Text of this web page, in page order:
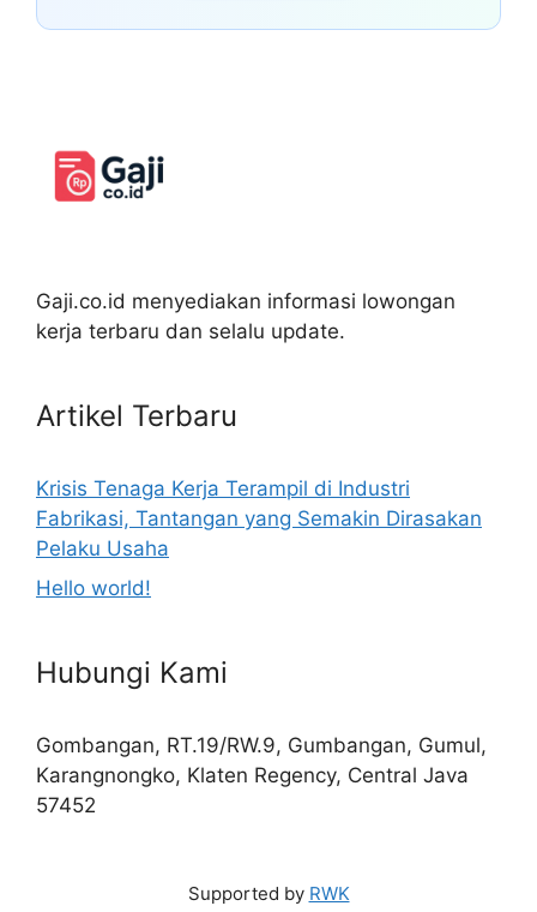
Gaji.co.id menyediakan informasi lowongan
kerja terbaru dan selalu update.
Artikel Terbaru
Krisis Tenaga Kerja Terampil di Industri
Fabrikasi, Tantangan yang Semakin Dirasakan
Pelaku Usaha
Hello world!
Hubungi Kami
Gombangan, RT.19/RW.9, Gumbangan, Gumul,
Karangnongko, Klaten Regency, Central Java
57452
Supported by RWK